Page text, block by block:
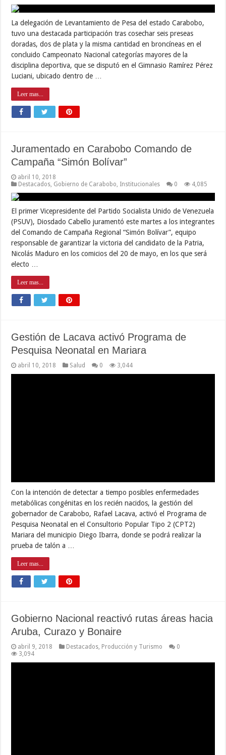
La delegación de Levantamiento de Pesa del estado Carabobo,
tuvo una destacada participación tras cosechar seis preseas
doradas, dos de plata y la misma cantidad en broncíneas en el
concluido Campeonato Nacional categorías mayores de la
disciplina deportiva, que se disputó en el Gimnasio Ramírez Pérez
Luciani, ubicado dentro de …
Leer mas...
Juramentado en Carabobo Comando de
Campaña “Simón Bolívar”
abril 10, 2018
Destacados Gobierno de Carabobo Institucionales 0 4,085
El primer Vicepresidente del Partido Socialista Unido de Venezuela
(PSUV), Diosdado Cabello juramentó este martes a los integrantes
del Comando de Campaña Regional “Simón Bolívar”, equipo
responsable de garantizar la victoria del candidato de la Patria,
Nicolás Maduro en los comicios del 20 de mayo, en los que será
electo …
Leer mas...
Gestión de Lacava activó Programa de
Pesquisa Neonatal en Mariara
abril 10, 2018 Salud 0 3,044
Con la intención de detectar a tiempo posibles enfermedades
metabólicas congénitas en los recién nacidos, la gestión del
gobernador de Carabobo, Rafael Lacava, activó el Programa de
Pesquisa Neonatal en el Consultorio Popular Tipo 2 (CPT2)
Mariara del municipio Diego Ibarra, donde se podrá realizar la
prueba de talón a …
Leer mas...
Gobierno Nacional reactivó rutas áreas hacia
Aruba, Curazo y Bonaire
abril 9, 2018 Destacados, Producción y Turismo
0
3,094